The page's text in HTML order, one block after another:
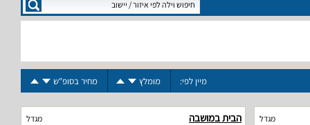
מיין לפי: מומלץ מחיר בסופ"ש
מגדל הבית במושבה מגדל